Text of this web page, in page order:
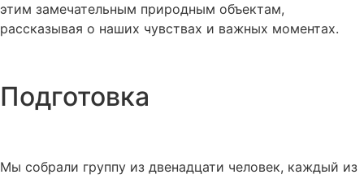
этим замечательным природным объектам,
рассказывая о наших чувствах и важных моментах.
Подготовка
Мы собрали группу из двенадцати человек, каждый из